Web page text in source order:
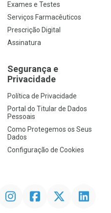
Exames e Testes
Serviços Farmacêuticos
Prescrição Digital
Assinatura
Segurança e
Privacidade
Política de Privacidade
Portal do Titular de Dados
Pessoais
Como Protegemos os Seus
Dados
Configuração de Cookies
InstagramFacebookTwitter Linkedin